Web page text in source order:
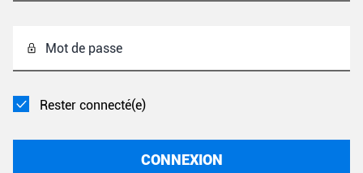
Mot de passe
Rester connecté(e)
CONNEXION